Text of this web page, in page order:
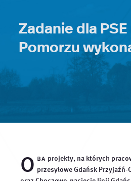
Zadanie dla
Pomorzu
O ba projekty, na których
przesyłowe Gdańsk